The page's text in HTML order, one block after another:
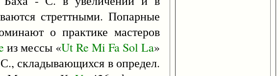
стреттными. Попарные
о практике мастеров
из мессы «UtRe Mi Fa Sol La»
складывающихся в определ.